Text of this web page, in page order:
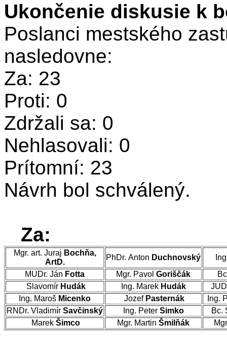
Ukončenie diskusie k
Poslanci mestského
nasledovne:
Za: 23
Proti: 0
Zdržali sa: 0
Nehlasovali: 0
Prítomní: 23
Návrh bol schválený.
Za:
Mgr. art. Juraj Bochňa,
ArtD.
PhDr. Anton Duchnovský
MUDr. Ján Fotta Mgr. Pavol Goriščák
Slavomír Hudák Ing. Marek Hudák
Ing. Maroš Micenko Jozef Pasternák
Ing.
RNDr. Vladimír Savčinský Ing. Peter Simko
Bc.
Marek Šimco Mgr. Martin Šmilňák